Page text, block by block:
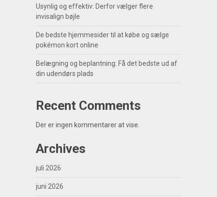
Usynlig og effektiv: Derfor vælger flere
invisalign bøjle
De bedste hjemmesider til at købe og sælge
pokémon kort online
Belægning og beplantning: Få det bedste ud af
din udendørs plads
Recent Comments
Der er ingen kommentarer at vise.
Archives
juli 2026
juni 2026